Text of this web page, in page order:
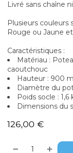
Livré sans chaîne
Plusieurs couleurs
Rouge ou Jaune
Caractéristiques :
Matériau :
caoutchouc
Hauteur : 900
Diamètre du
Poids socle : 1,6
Dimensions du
126,00 €